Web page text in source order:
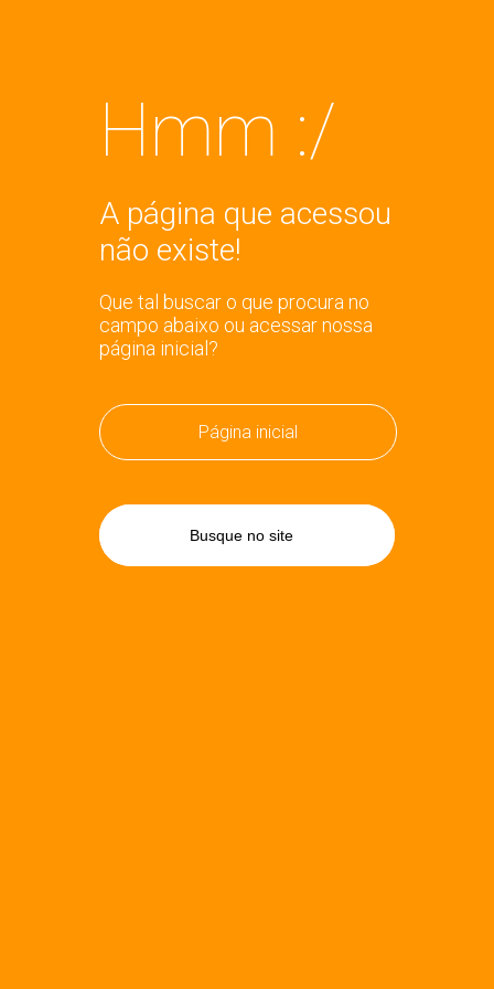
Hmm :/
A página que acessou
não existe!
Que tal buscar o que procura no
campo abaixo ou acessar nossa
página inicial?
Página inicial